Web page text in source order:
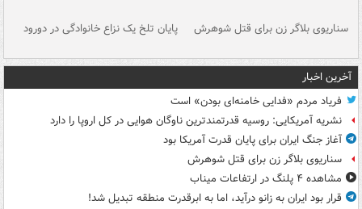
سناریوی بلاگر زن برای قتل شوهرش پایان تلخ یک نزاع خانوادگی در دورود
آخرین اخبار
فریاد مردم «فدایی خامنه‌ای بودن» است
نشریه آمریکایی: روسیه قدرتمندترین ناوگان هوایی در کل اروپا را دارد
آغاز جنگ ایران برای پایان قدرت آمریکا بود
سناریوی بلاگر زن برای قتل شوهرش
مشاهده ۴ پلنگ در ارتفاعات میناب
قرار بود ایران به زانو درآید، اما به ابرقدرت منطقه تبدیل شد!